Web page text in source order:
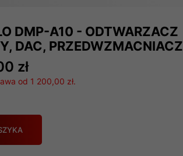
DMP-A10 - ODTWARZACZ
DAC, PRZEDWZMACNIACZ
zł
od 1 200,00 zł.